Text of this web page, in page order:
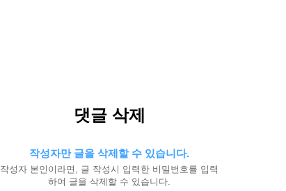
댓글 삭제
작성자만 글을 삭제할 수 있습니다.
작성자 본인이라면, 글 작성시 입력한 비밀번호를 입력
하여 글을 삭제할 수 있습니다.